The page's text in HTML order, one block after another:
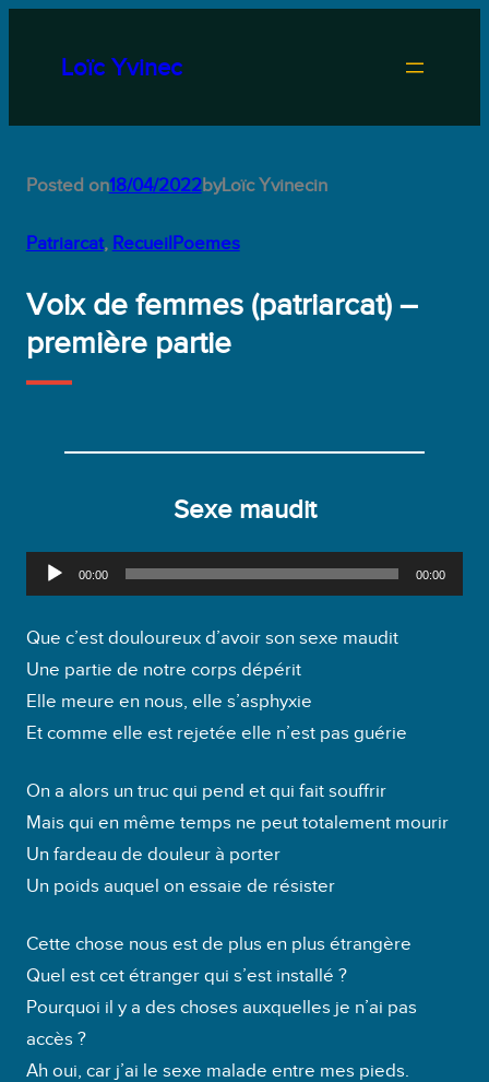
Loïc Yvinec
Posted on18/04/2022byLoïc Yvinecin
Patriarcat, RecueilPoemes
Voix de femmes (patriarcat) –
première partie
Sexe maudit
e
c
t
e
u
a
u
d
i
00:00 00:00
Que c’est douloureux d’avoir son sexe maudit
Une partie de notre corps dépérit
Elle meure en nous, elle s’asphyxie
Et comme elle est rejetée elle n’est pas guérie
On a alors un truc qui pend et qui fait souffrir
Mais qui en même temps ne peut totalement mourir
Un fardeau de douleur à porter
Un poids auquel on essaie de résister
Cette chose nous est de plus en plus étrangère
Quel est cet étranger qui s’est installé ?
Pourquoi il y a des choses auxquelles je n’ai pas
accès ?
Ah oui, car j’ai le sexe malade entre mes pieds.